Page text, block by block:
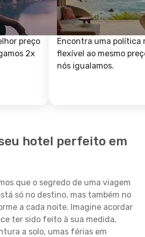
preço
2x
Encontra uma política
flexível ao mesmo
nós igualamos.
hotel perfeito em
que o segredo de uma viagem
só no destino, mas também no
a cada noite. Imagine acordar
ter sido feito à sua medida,
a solo, umas férias em